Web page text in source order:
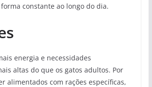
constante ao longo do dia.
energia e necessidades
altas do que os gatos adultos. Por
alimentados com rações específicas,